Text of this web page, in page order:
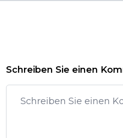
Schreiben Sie einen